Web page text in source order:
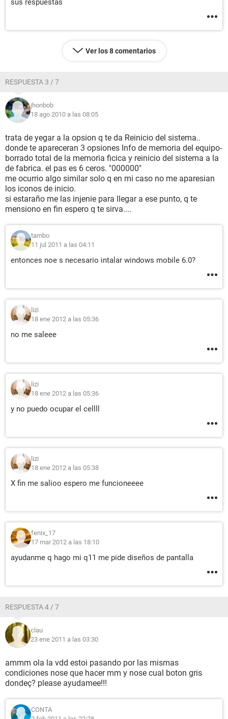
sus respuestas
Ver los 8 comentarios
RESPUESTA 3 / 7
jhonbob
18 ago 2010 a las 08:05
trata de yegar a la opsion q te da Reinicio del sistema..
donde te apareceran 3 opsiones Info de memoria del equipo-
borrado total de la memoria ficica y reinicio del sistema a la
de fabrica. el pas es 6 ceros. "000000"
me ocurrio algo similar solo q en mi caso no me aparesian
los iconos de inicio.
si estaraño me las injenie para llegar a ese punto, q te
mensiono en fin espero q te sirva....
tambo
11 jul 2011 a las 04:11
entonces noe s necesario intalar windows mobile 6.0?
lizi
18 ene 2012 a las 05:36
no me saleee
lizi
18 ene 2012 a las 05:36
y no puedo ocupar el cellll
lizi
18 ene 2012 a las 05:38
X fin me salioo espero me funcioneeee
fenix_17
17 mar 2012 a las 18:10
ayudanme q hago mi q11 me pide diseños de pantalla
RESPUESTA 4 / 7
clau
23 ene 2011 a las 03:30
ammm ola la vdd estoi pasando por las mismas
condiciones nose que hacer mm y nose cual boton gris
dondeç? please ayudamee!!!
CONTA